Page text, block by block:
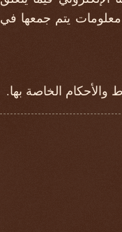
معلومات يتم جمعها في
الخاصة بها.